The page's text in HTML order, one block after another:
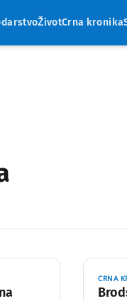
ŽivotCrna kronika
CRNA